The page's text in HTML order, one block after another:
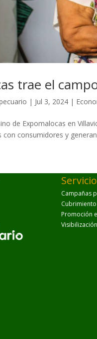
trae el
| Jul 3, 2024 |
de Expomalocas en
con consumidores y
Campañas
Promoción